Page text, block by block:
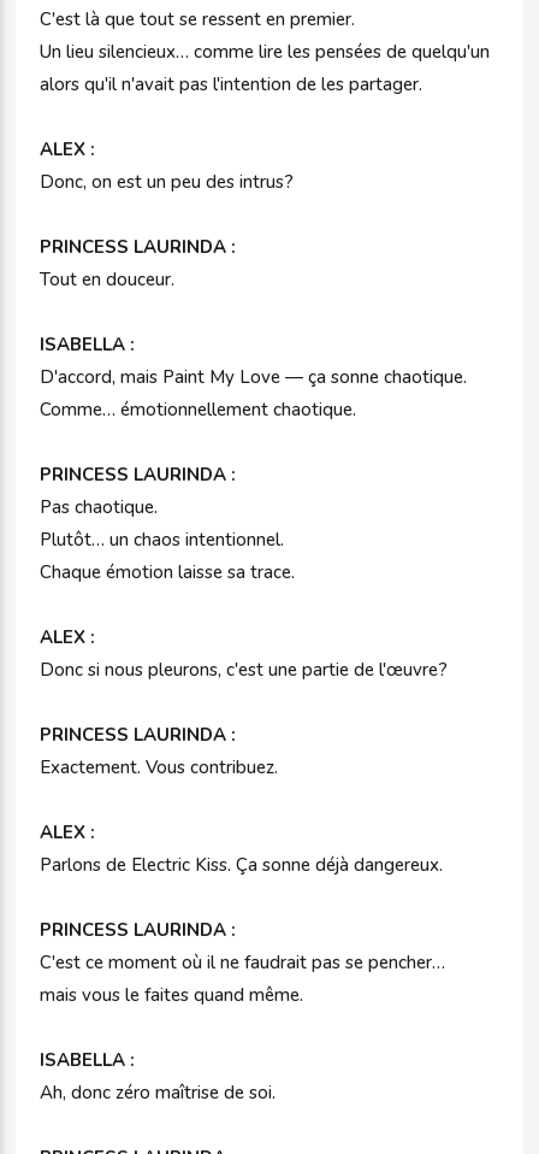
C'est là que tout se ressent en premier.
Un lieu silencieux… comme lire les pensées de quelqu'un
alors qu'il n'avait pas l'intention de les partager.
ALEX :
Donc, on est un peu des intrus?
PRINCESS LAURINDA :
Tout en douceur.
ISABELLA :
D'accord, mais Paint My Love — ça sonne chaotique.
Comme… émotionnellement chaotique.
PRINCESS LAURINDA :
Pas chaotique.
Plutôt… un chaos intentionnel.
Chaque émotion laisse sa trace.
ALEX :
Donc si nous pleurons, c'est une partie de l'œuvre?
PRINCESS LAURINDA :
Exactement. Vous contribuez.
ALEX :
Parlons de Electric Kiss. Ça sonne déjà dangereux.
PRINCESS LAURINDA :
C'est ce moment où il ne faudrait pas se pencher…
mais vous le faites quand même.
ISABELLA :
Ah, donc zéro maîtrise de soi.